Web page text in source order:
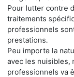
Pour lutter contre
traitements
professionnels
prestations.
Peu importe la
avec les nuisibles,
professionnels va